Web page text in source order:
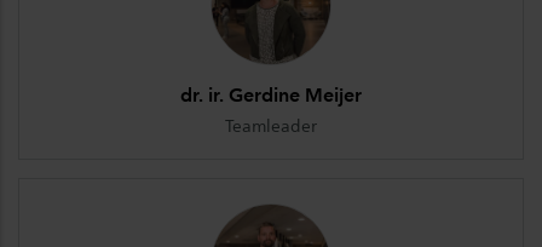
dr. ir. Gerdine Meijer
Teamleader